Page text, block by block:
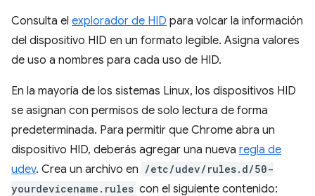
Consulta el explorador de HID para volcar la información
del dispositivo HID en un formato legible. Asigna valores
de uso a nombres para cada uso de HID.
En la mayoría de los sistemas Linux, los dispositivos HID
se asignan con permisos de solo lectura de forma
predeterminada. Para permitir que Chrome abra un
dispositivo HID, deberás agregar una nueva regla de
udev. Crea un archivo en /etc/udev/rules.d/50-
yourdevicename.rules con el siguiente contenido: